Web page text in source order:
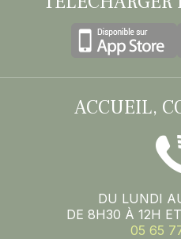
ACCUEIL,
DU LUNDI
DE 8H30 À 12H
05 65